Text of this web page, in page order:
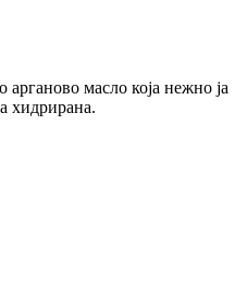
арганово масло која нежно ја
хидрирана.